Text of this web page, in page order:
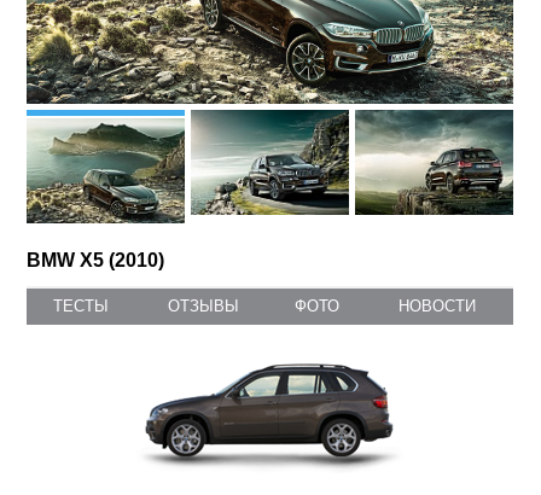
BMW X5 (2010)
ТЕСТЫ ОТЗЫВЫ ФОТО НОВОСТИ